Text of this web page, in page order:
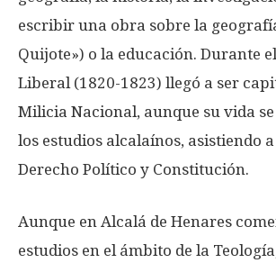
escribir una obra sobre la
Quijote») o la educación. Durante
Liberal (1820-1823) llegó a ser
Milicia Nacional, aunque su vida
los estudios alcalaínos, asistiendo a
Derecho Político y Constitución.
Aunque en Alcalá de Henares
estudios en el ámbito de la